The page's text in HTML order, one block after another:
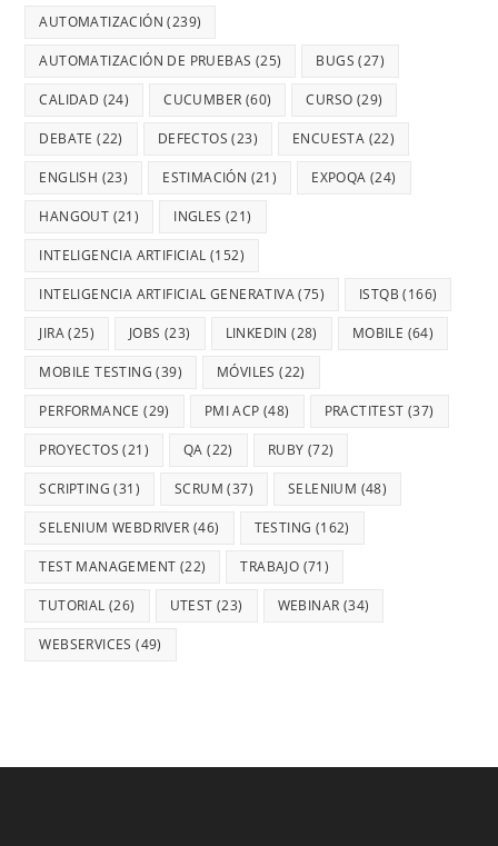
AUTOMATIZACIÓN (239)
AUTOMATIZACIÓN DE PRUEBAS (25) BUGS (27)
CALIDAD (24) CUCUMBER (60) CURSO (29)
DEBATE (22) DEFECTOS (23) ENCUESTA (22)
ENGLISH (23) ESTIMACIÓN (21) EXPOQA (24)
HANGOUT (21) INGLES (21)
INTELIGENCIA ARTIFICIAL (152)
INTELIGENCIA ARTIFICIAL GENERATIVA(75) ISTQB (166)
JIRA(25) JOBS (23) LINKEDIN (28) MOBILE (64)
MOBILE TESTING (39) MÓVILES (22)
PERFORMANCE (29) PMI ACP (48) PRACTITEST (37)
PROYECTOS (21) QA (22) RUBY (72)
SCRIPTING (31) SCRUM (37) SELENIUM (48)
SELENIUM WEBDRIVER (46) TESTING (162)
TEST MANAGEMENT (22) TRABAJO (71)
TUTORIAL (26) UTEST (23) WEBINAR (34)
WEBSERVICES (49)